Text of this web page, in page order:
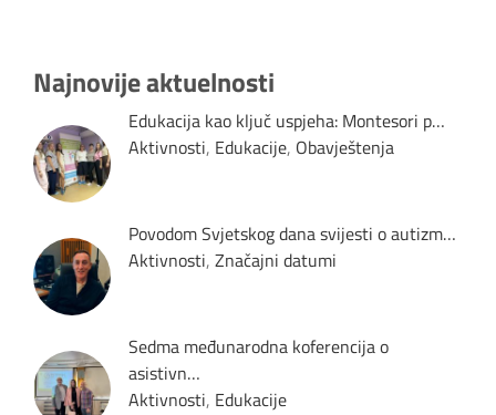
Najnovije aktuelnosti
Edukacija kao ključ uspjeha: Montesori p…
Aktivnosti, Edukacije, Obavještenja
Povodom Svjetskog dana svijesti o autizm…
Aktivnosti, Značajni datumi
Sedma međunarodna koferencija o
asistivn…
Aktivnosti, Edukacije